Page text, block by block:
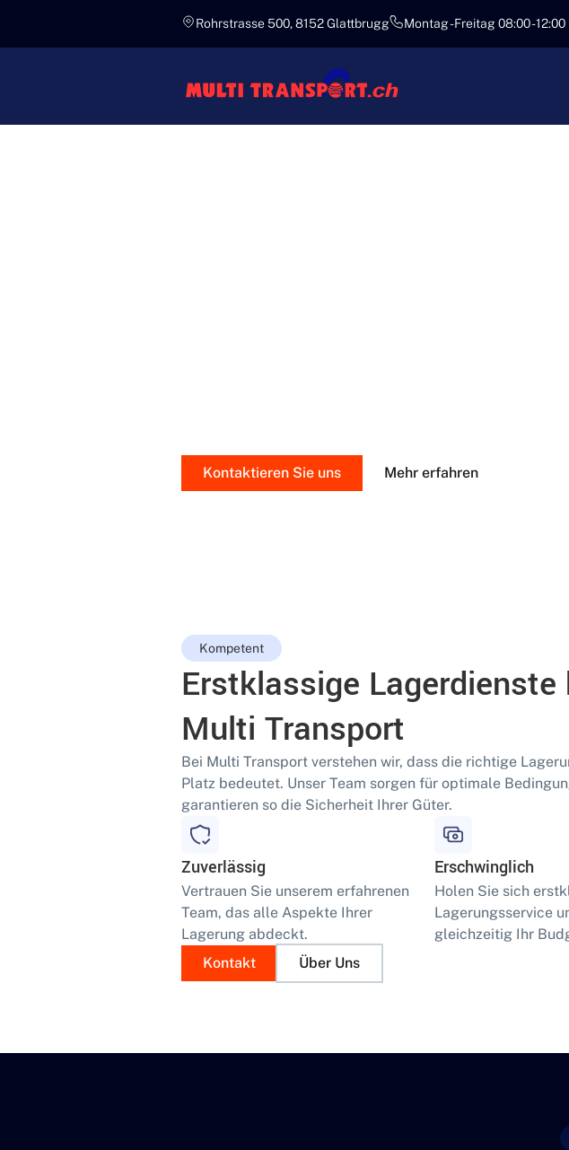
Rohrstrasse 500, 8152 Glattbrugg Montag - Freitag 08:00 -
Kontaktieren Sie uns Mehr erfahren
Kompetent
Erstklassige Lagerdienste
Multi Transport
Bei Multi Transport verstehen wir, dass die richtige
Platz bedeutet. Unser Team sorgen für optimale
garantieren so die Sicherheit Ihrer Güter.
Zuverlässig
Vertrauen Sie unserem erfahrenen
Team, das alle Aspekte Ihrer
Lagerung abdeckt.
Erschwinglich
Holen Sie sich
Lagerungsservice
gleichzeitig Ihr
Kontakt
Über Uns